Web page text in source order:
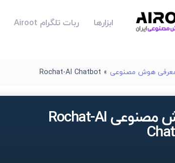
ابزارها ربات تلگرام Airoot
هوش مصنوعی »
Rochat-AI Chatbot
هوش مصنوعی Rochat-AI